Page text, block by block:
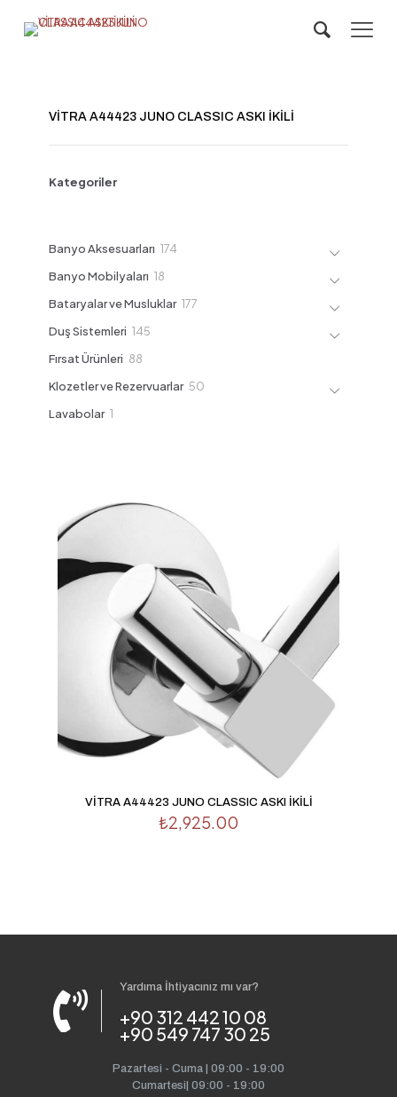
VİTRA A44423 JUNO CLASSIC ASKI İKİLİ
Kategoriler
Banyo Aksesuarları 174
Banyo Mobilyaları 18
Bataryalar ve Musluklar 177
Duş Sistemleri 145
Fırsat Ürünleri 88
Klozetler ve Rezervuarlar 50
Lavabolar 1
VİTRA A44423 JUNO CLASSIC ASKI İKİLİ
₺2,925.00
Yardıma İhtiyacınız mı var?
+90 312 442 10 08
+90 549 747 30 25
Pazartesi - Cuma | 09:00 - 19:00
Cumartesi| 09:00 - 19:00